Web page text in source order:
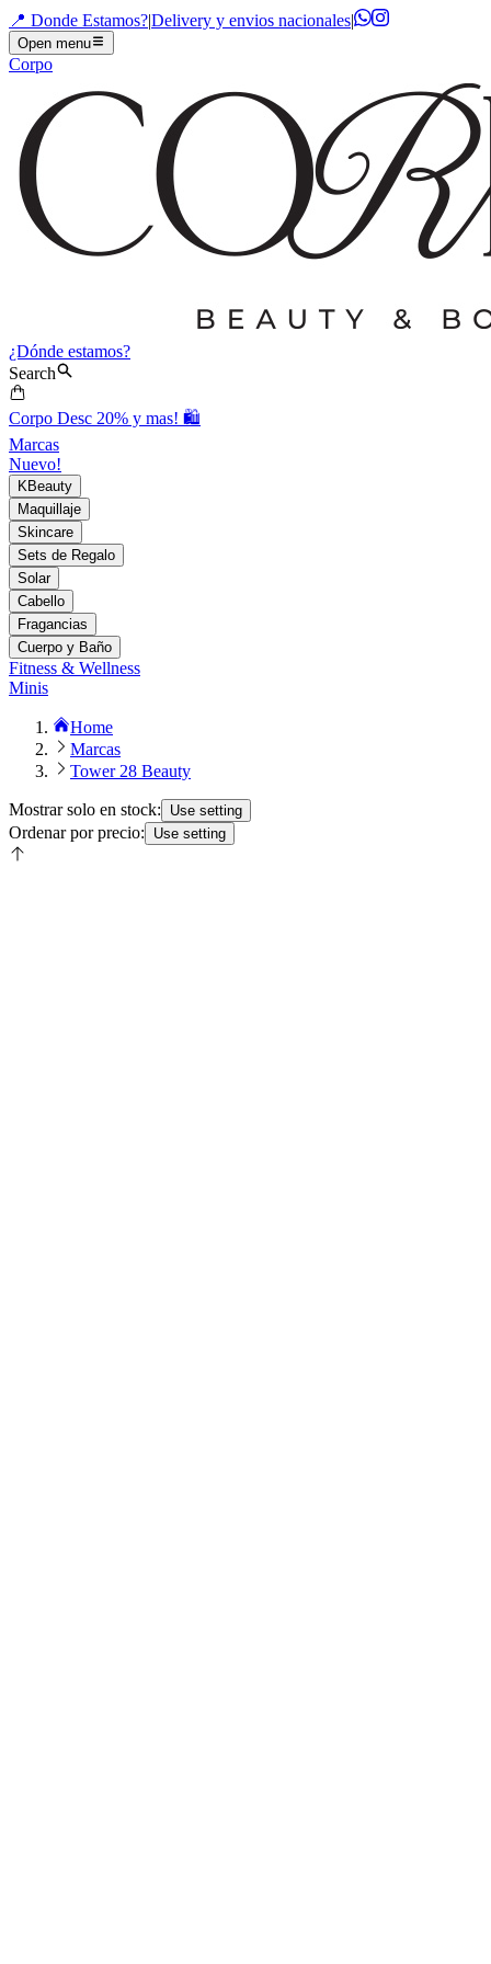
📍 Donde Estamos?|Delivery y envios nacionales|
Open menu
Corpo
¿Dónde estamos?
Search
Corpo Desc 20% y mas! 🛍️
Marcas
Nuevo!
KBeauty
Maquillaje
Skincare
Sets de Regalo
Solar
Cabello
Fragancias
Cuerpo y Baño
Fitness & Wellness
Minis
Home
Marcas
Tower 28 Beauty
Mostrar solo en stock: Use setting
Ordenar por precio: Use setting